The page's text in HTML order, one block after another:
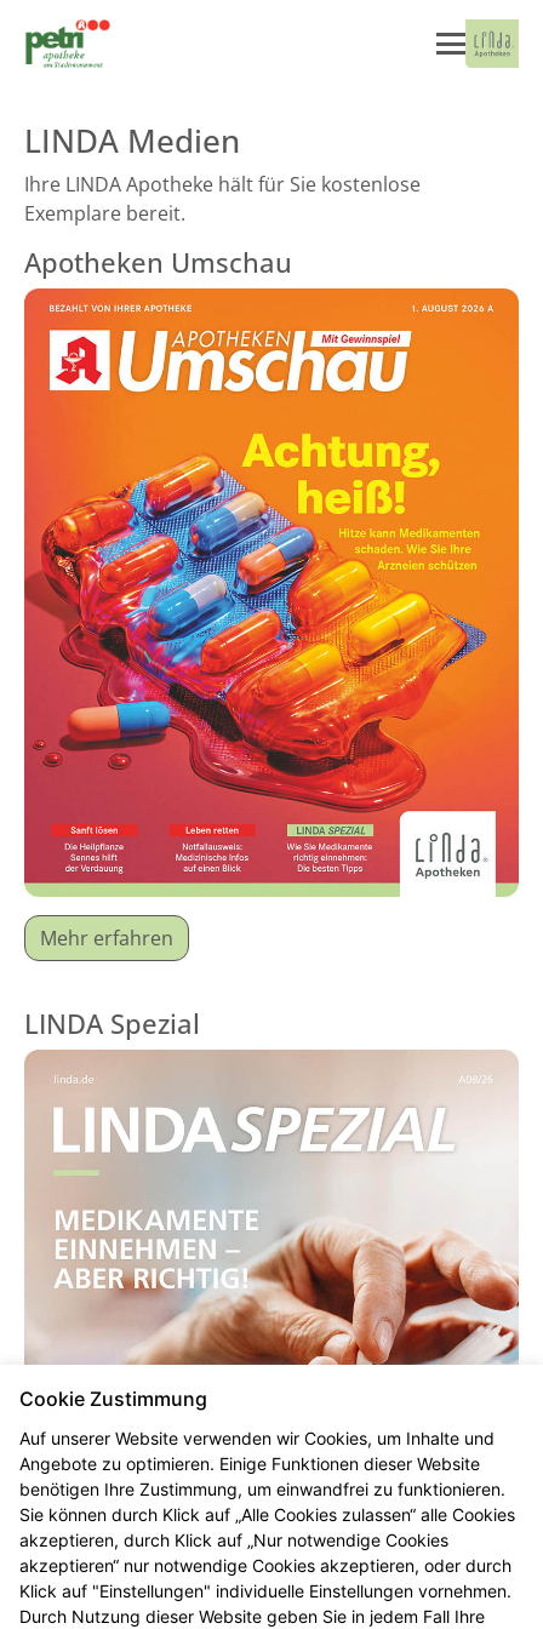
LINDA Medien
Ihre LINDA Apotheke hält für Sie kostenlose
Exemplare bereit.
Apotheken Umschau
Mehr erfahren
LINDA Spezial
Cookie Zustimmung
Auf unserer Website verwenden wir Cookies, um Inhalte und
Angebote zu optimieren. Einige Funktionen dieser Website
benötigen Ihre Zustimmung, um einwandfrei zu funktionieren.
Sie können durch Klick auf „Alle Cookies zulassen“ alle Cookies
akzeptieren, durch Klick auf „Nur notwendige Cookies
akzeptieren“ nur notwendige Cookies akzeptieren, oder durch
Klick auf "Einstellungen" individuelle Einstellungen vornehmen.
Durch Nutzung dieser Website geben Sie in jedem Fall Ihre